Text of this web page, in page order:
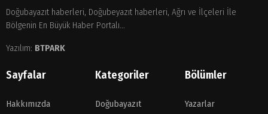
Doğubayazıt haberleri, Doğubeyazıt haberleri, Ağrı ve İlçeleri İle
Bölgenin En Büyük Haber Portalı...
Yazılım: BTPARK
Sayfalar
Hakkımızda
Kategoriler
Doğubayazıt
Bölümler
Yazarlar